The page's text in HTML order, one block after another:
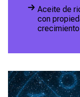
Aceite de
con